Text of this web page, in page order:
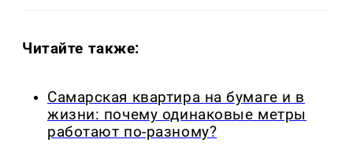
Читайте также:
Самарская квартира на бумаге и в
жизни: почему одинаковые метры
работают по-разному?